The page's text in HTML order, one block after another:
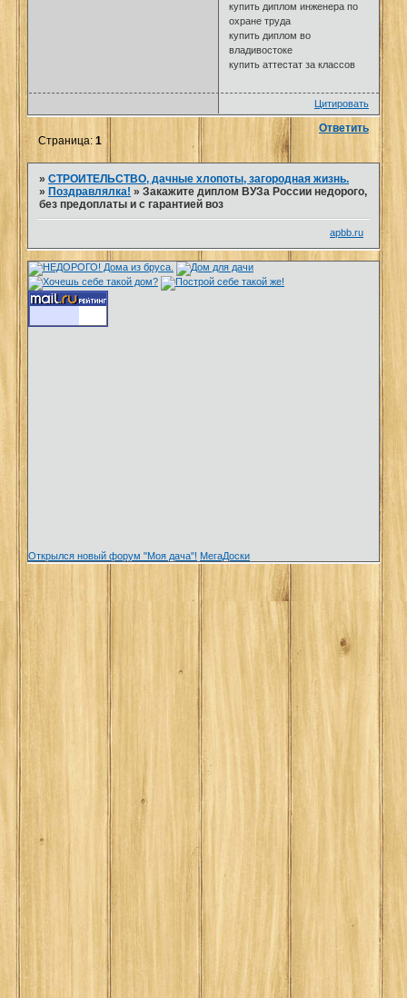
купить диплом инженера по
охране труда
купить диплом во
владивостоке
купить аттестат за классов
Цитировать
Ответить
Страница:1
»СТРОИТЕЛЬСТВО, дачные хлопоты, загородная жизнь.
»Поздравлялка! »Закажите диплом ВУЗа России недорого,
без предоплаты и с гарантией воз
apbb.ru
Открылся новый форум "Моя дача"! МегаДоски